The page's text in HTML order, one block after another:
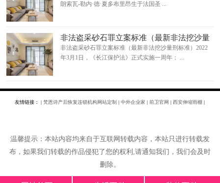
朗索瓦-勒内·德·夏多布里昂生于法国圣 ...
非法盗采砂石罪立案标准（最新非法挖沙量
刑标准）
非法盗采砂石罪立案标准（最新非法挖沙量刑标准）2022
年3月1日，《长江保护法》正式实施一周年； ...
友情链接： |梵恩诗产后恢复连锁机构网站定制 |中外企业家 |前卫官网 |西安伸缩雨棚 |
温馨提示：本站内容均来自于互联网转载内容，本站只进行转载发
布，如果我们转载的作品侵犯了您的权利,请通知我们，我们会及时
删除。